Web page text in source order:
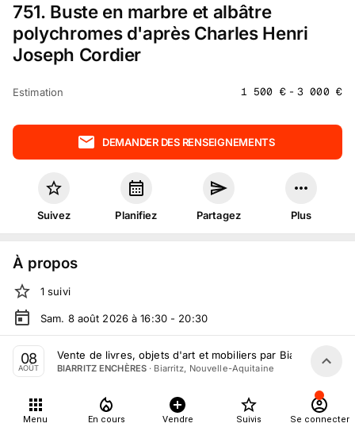
751. Buste en marbre et albâtre
polychromes d'après Charles Henri
Joseph Cordier
Estimation 1 500 €-3 000 €
DEMANDER DES RENSEIGNEMENTS
Suivez Planifiez Partagez Plus
À propos
1 suivi
Sam. 8 août 2026 à 16:30 - 20:30
Vente volontaire
En salle :1 Av. de l'Impératrice, 64200 Biarritz, France
Tout le monde peut participer
08
AOÛT
Vente de livres, objets d'art et mobiliers par Biarritz
BIARRITZ ENCHÈRES · Biarritz, Nouvelle-Aquitaine
Menu En cours Vendre Suivis Se connecter